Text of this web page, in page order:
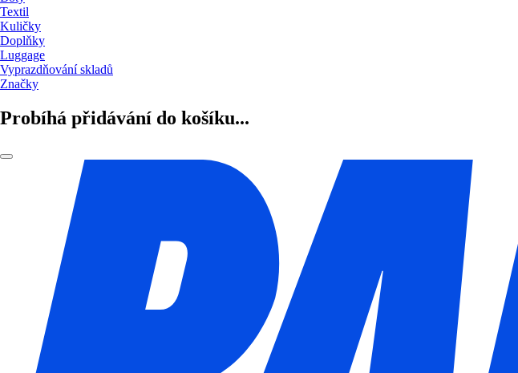
Textil
Kuličky
Doplňky
Luggage
Vyprazdňování skladů
Značky
Probíhá přidávání do košíku...